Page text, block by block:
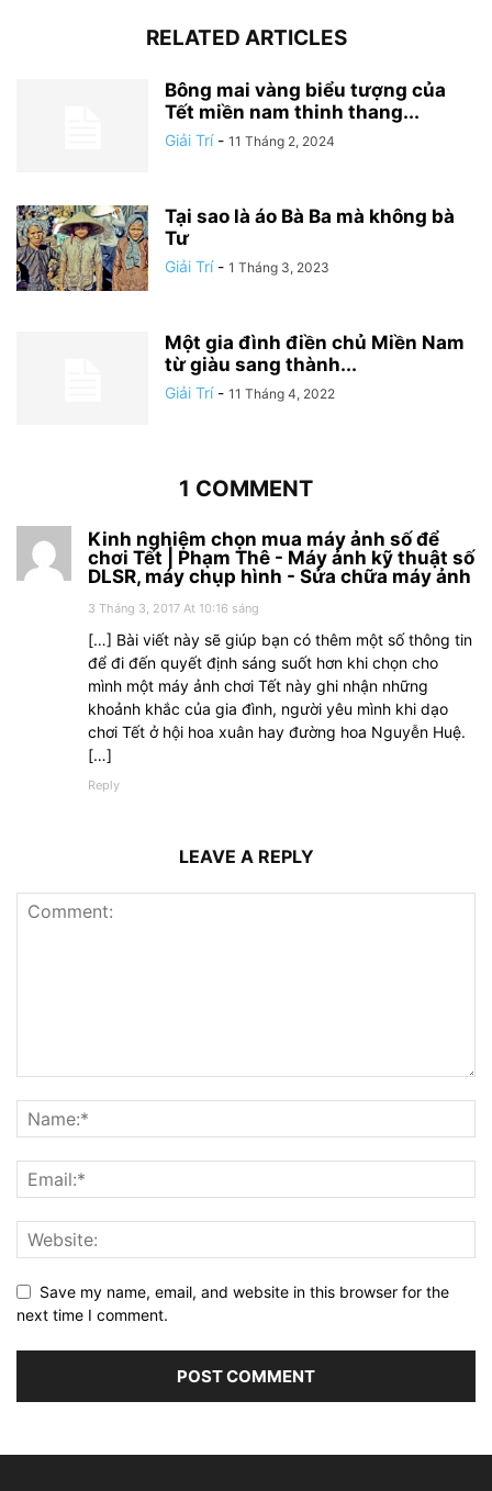
RELATED ARTICLES
Bông mai vàng biểu tượng của
Tết miền nam thinh thang...
Giải Trí - 11 Tháng 2, 2024
Tại sao là áo Bà Ba mà không bà
Tư
Giải Trí - 1 Tháng 3, 2023
Một gia đình điền chủ Miền Nam
từ giàu sang thành...
Giải Trí - 11 Tháng 4, 2022
1 COMMENT
Kinh nghiệm chọn mua máy ảnh số để
chơi Tết | Phạm Thê - Máy ảnh kỹ thuật số
DLSR, máy chụp hình - Sửa chữa máy ảnh
3 Tháng 3, 2017 At 10:16 sáng
[…] Bài viết này sẽ giúp bạn có thêm một số thông tin
để đi đến quyết định sáng suốt hơn khi chọn cho
mình một máy ảnh chơi Tết này ghi nhận những
khoảnh khắc của gia đình, người yêu mình khi dạo
chơi Tết ở hội hoa xuân hay đường hoa Nguyễn Huệ.
[…]
Reply
LEAVE A REPLY
Save my name, email, and website in this browser for the
next time I comment.